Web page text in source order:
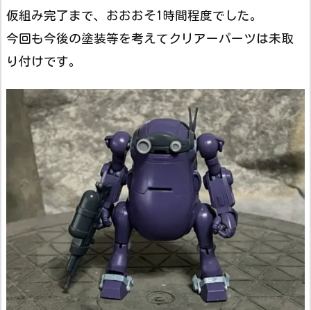
仮組み完了まで、おおおそ1時間程度でした。
今回も今後の塗装等を考えてクリアーパーツは未取
り付けです。